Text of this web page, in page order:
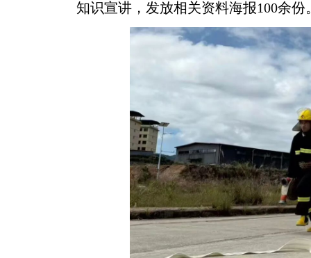
知识宣讲，发放相关资料海报100余份